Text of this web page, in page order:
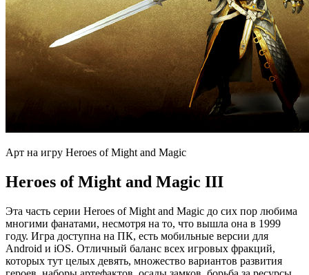
Арт на игру Heroes of Might and Magic
Heroes of Might and Magic III
Эта часть серии Heroes of Might and Magic до сих пор любима
многими фанатами, несмотря на то, что вышла она в 1999
году. Игра доступна на ПК, есть мобильные версии для
Android и iOS. Отличный баланс всех игровых фракций,
которых тут целых девять, множество вариантов развития